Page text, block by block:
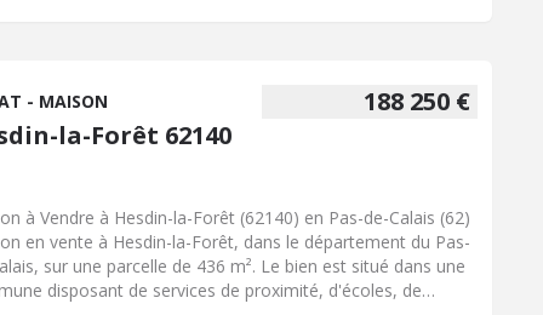
188 250 €
- MAISON
la-Forêt 62140
à Vendre à Hesdin-la-Forêt (62140) en Pas-de-Calais (62)
en vente à Hesdin-la-Forêt, dans le département du Pas-
sur une parcelle de 436 m². Le bien est situé dans une
disposant de services de proximité, d'écoles, de